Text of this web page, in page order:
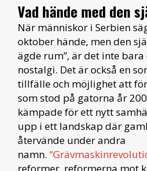
Vad hände med den
När människor i Serbien
oktober hände, men den
ägde rum”, är det inte
nostalgi. Det är också en
tillfälle och möjlighet att
som stod på gatorna år
kämpade för ett nytt
upp i ett landskap där
återvände under andra
namn.